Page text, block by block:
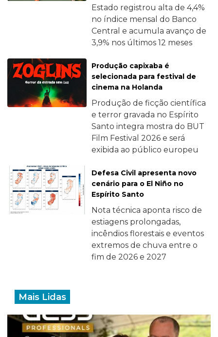
Estado registrou alta de 4,4%
no índice mensal do Banco
Central e acumula avanço de
3,9% nos últimos 12 meses
Produção capixaba é
selecionada para festival de
cinema na Holanda
Produção de ficção científica
e terror gravada no Espírito
Santo integra mostra do BUT
Film Festival 2026 e será
exibida ao público europeu
Defesa Civil apresenta novo
cenário para o El Niño no
Espírito Santo
Nota técnica aponta risco de
estiagens prolongadas,
incêndios florestais e eventos
extremos de chuva entre o
fim de 2026 e 2027
Mais Lidas